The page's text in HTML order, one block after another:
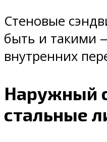
Стеновые
быть и такими
внутренних
Наружный
стальные